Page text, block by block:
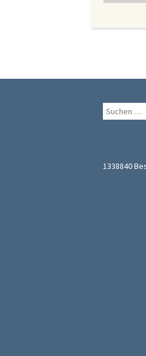
Suche
nach:
1338840